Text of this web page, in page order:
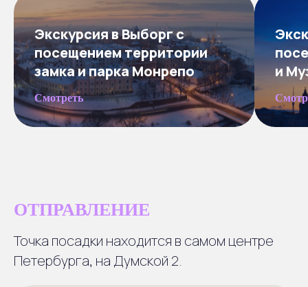
Экскурсия в Выборг с
посещением территории
замка и парка Монрепо
Смотреть
и
ОТПРАВЛЕНИЕ
Точка посадки находится в самом центре
Петербурга, на Думской 2.